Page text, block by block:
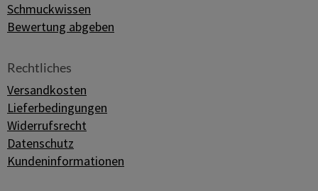
Schmuckwissen
Bewertung abgeben
Rechtliches
Versandkosten
Lieferbedingungen
Widerrufsrecht
Datenschutz
Kundeninformationen